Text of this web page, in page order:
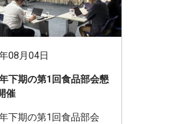
08月04日
下期の第1回食品部会懇
催
下期の第1回食品部会